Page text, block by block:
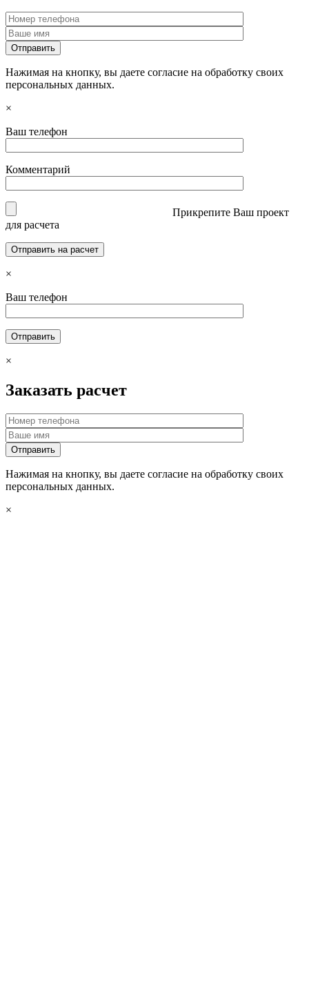
Нажимая на кнопку, вы даете согласие на обработку своих
персональных данных.
×
Ваш телефон
Комментарий
Прикрепите Ваш проект
для расчета
×
Ваш телефон
×
Заказать расчет
Нажимая на кнопку, вы даете согласие на обработку своих
персональных данных.
×